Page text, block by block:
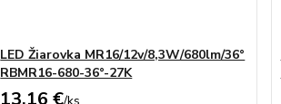
LED Žiarovka MR16/12v/8,3W/680lm/36°
RBMR16-680-36°-27K
13,16 €